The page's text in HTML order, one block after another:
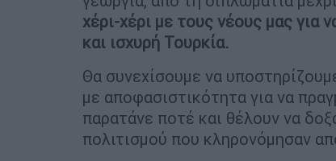
χέρι-χέρι με τους νέους μας για
και ισχυρή Τουρκία.
Θα συνεχίσουμε να
με αποφασιστικότητα για να
παρατάνε ποτέ και θέλουν να
πολιτισμού που κληρονόμησαν